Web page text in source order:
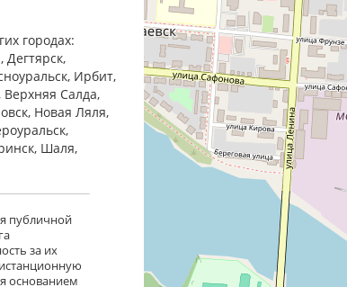
городах:
Дегтярск,
Ирбит,
Салда,
Новая Ляля,
Шаля,
публичной
за их
основанием